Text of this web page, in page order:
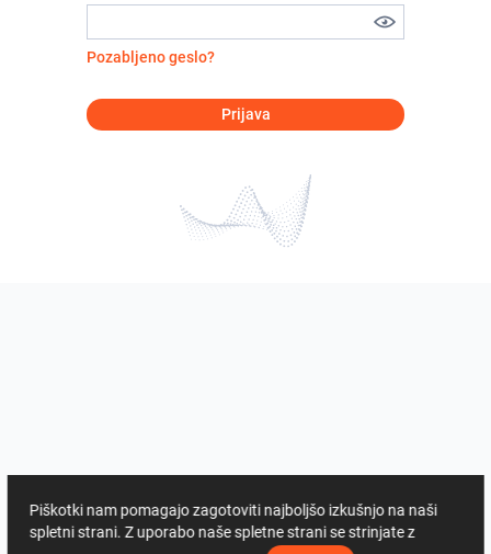
Pozabljeno geslo?
Prijava
Piškotki nam pomagajo zagotoviti najboljšo izkušnjo na naši
spletni strani. Z uporabo naše spletne strani se strinjate z